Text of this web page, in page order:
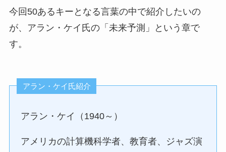
今回50あるキーとなる言葉の中で紹介したいの
が、アラン・ケイ氏の「未来予測」という章で
す。
アラン・ケイ氏紹介
アラン・ケイ（1940～）
アメリカの計算機科学者、教育者、ジャズ演